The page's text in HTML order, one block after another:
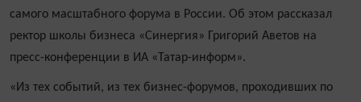
самого масштабного форума в России. Об этом рассказал
ректор школы бизнеса «Синергия» Григорий Аветов на
пресс-конференции в ИА «Татар-информ».
«Из тех событий, из тех бизнес-форумов, проходивших по